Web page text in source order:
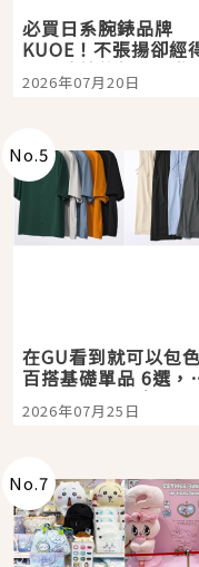
必買日系腕錶品牌
KUOE！不張揚卻經
時間洗鍊的經典之作五
選
2026年07月20日
No.5
在GU看到就可以包色
百搭基礎單品 6選，
眼全收也不心疼
2026年07月25日
No.7